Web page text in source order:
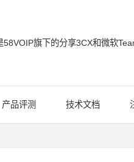
企业通信博客
58VOIP旗下的分享3CX和微软
产品评测 技术文档